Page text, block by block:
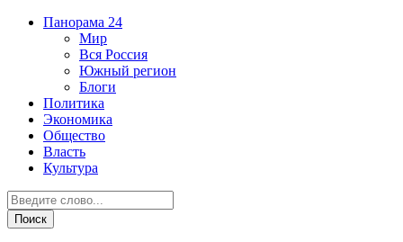
Панорама 24
Мир
Вся Россия
Южный регион
Блоги
Политика
Экономика
Общество
Власть
Культура